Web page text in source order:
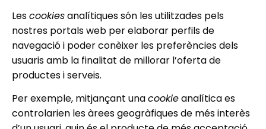
Lescookiesanalítiques són les utilitzades pels
nostres portals web per elaborar perfils de
navegació i poder conèixer les preferències dels
usuaris amb la finalitat de millorar l’oferta de
productes i serveis.
Per exemple, mitjançant unacookieanalítica es
controlarien les àrees geogràfiques de més interès